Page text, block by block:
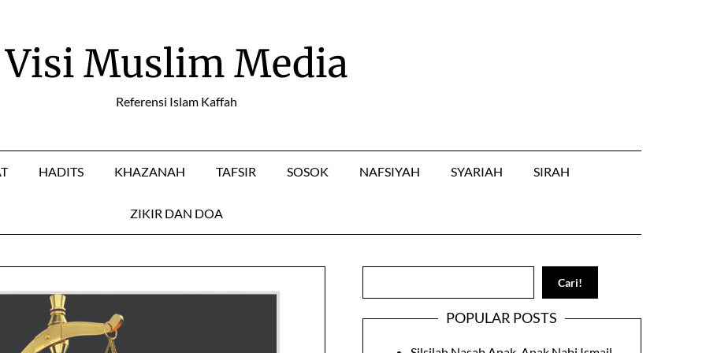
Visi Muslim Media
Referensi Islam Kaffah
HADITS KHAZANAH TAFSIR SOSOK NAFSIYAH SYARIAH SIRAH
ZIKIR DAN DOA
Cari!
POPULAR POSTS